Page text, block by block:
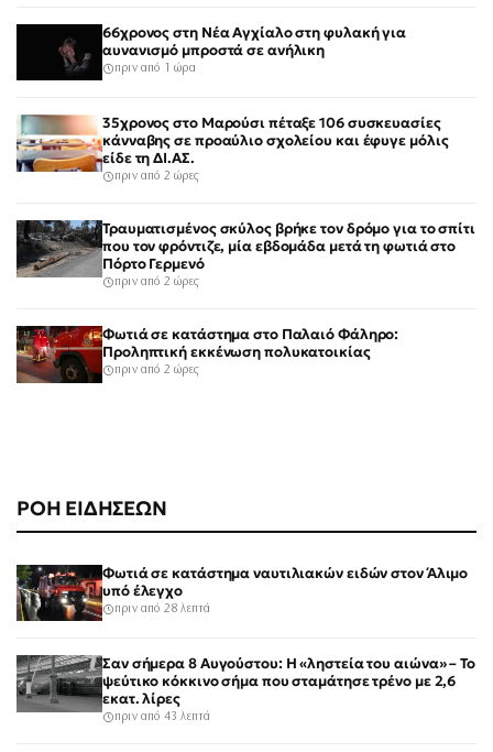
ΡΟΗ ΕΙΔΗΣΕΩΝ
Φωτιά σε κατάστημα ναυτιλιακών ειδών στον Άλιμο
υπό έλεγχο
πριν από 28 λεπτά
Σαν σήμερα 8 Αυγούστου: Η «ληστεία του αιώνα» – Το
ψεύτικο κόκκινο σήμα που σταμάτησε τρένο με 2,6
εκατ. λίρες
πριν από 43 λεπτά
66χρονος στη Νέα Αγχίαλο στη φυλακή για
αυνανισμό μπροστά σε ανήλικη
πριν από 1 ώρα
35χρονος στο Μαρούσι πέταξε 106 συσκευασίες
κάνναβης σε προαύλιο σχολείου και έφυγε μόλις
είδε τη ΔΙ.ΑΣ.
πριν από 2 ώρες
Τραυματισμένος σκύλος βρήκε τον δρόμο για το σπίτι
που τον φρόντιζε, μία εβδομάδα μετά τη φωτιά στο
Πόρτο Γερμενό
πριν από 2 ώρες
Φωτιά σε κατάστημα στο Παλαιό Φάληρο:
Προληπτική εκκένωση πολυκατοικίας
πριν από 2 ώρες